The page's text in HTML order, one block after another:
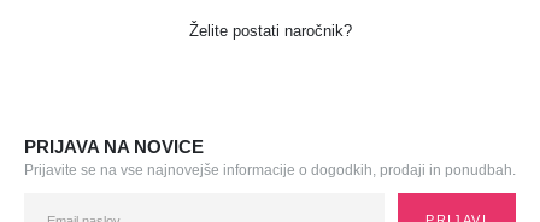
Želite postati naročnik?
PRIJAVA NA NOVICE
Prijavite se na vse najnovejše informacije o dogodkih, prodaji in ponudbah.